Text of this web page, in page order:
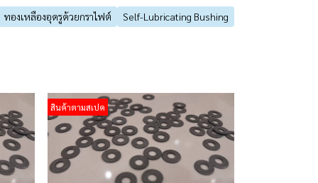
ทองเหลืองอุดรูด้วยกราไฟต์ Self-Lubricating Bushing
สินค้าตามสเปค